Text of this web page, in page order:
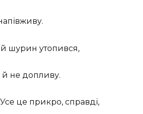
шурин утопився,
й не допливу.
це прикро, справді,